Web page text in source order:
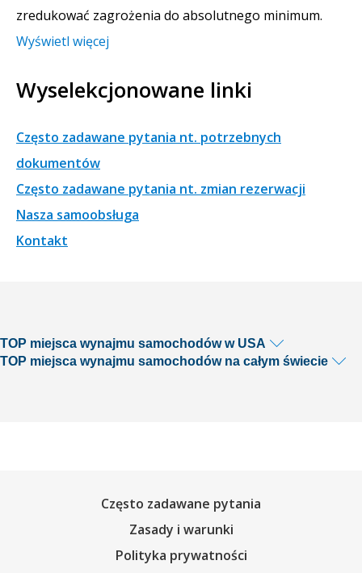
zredukować zagrożenia do absolutnego minimum.
Wyświetl więcej
Wyselekcjonowane linki
Często zadawane pytania nt. potrzebnych
dokumentów
Często zadawane pytania nt. zmian rezerwacji
Nasza samoobsługa
Kontakt
TOP miejsca wynajmu samochodów w USA
TOP miejsca wynajmu samochodów na całym świecie
Często zadawane pytania
Zasady i warunki
Polityka prywatności